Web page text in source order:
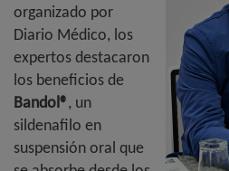
organizado por
Diario Médico, los
expertos destacaron
los beneficios de
Bandol®, un
sildenafilo en
suspensión oral que